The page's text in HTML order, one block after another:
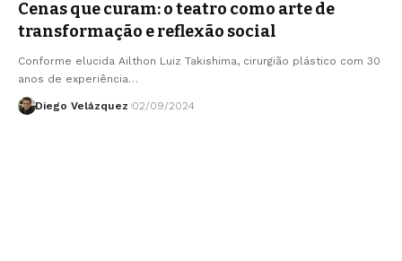
Cenas que curam: o teatro como arte de
transformação e reflexão social
Conforme elucida Ailthon Luiz Takishima, cirurgião plástico com 30
anos de experiência…
Diego Velázquez 02/09/2024